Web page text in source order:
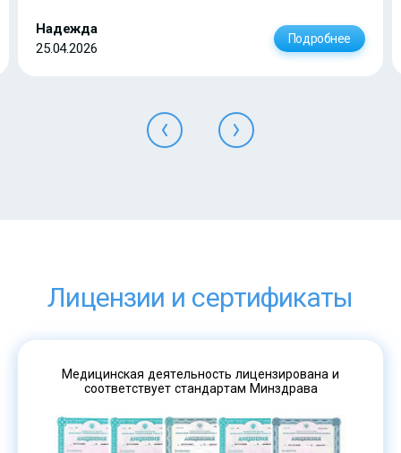
Надежда
25.04.2026
Подробнее
Лицензии и сертификаты
Медицинская деятельность лицензирована и
соответствует стандартам Минздрава